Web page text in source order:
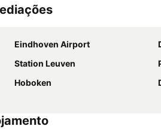
Eindhoven Airport
Station Leuven
Hoboken